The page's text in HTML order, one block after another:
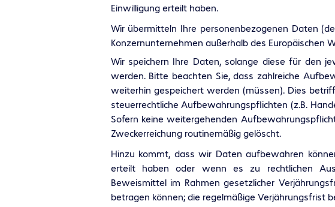
Einwilligung erteilt haben.
Wir übermitteln Ihre personenbezogenen Daten
Konzernunternehmen außerhalb des Europäischen
Wir speichern Ihre Daten, solange diese für den
werden. Bitte beachten Sie, dass zahlreiche
weiterhin gespeichert werden (müssen). Dies
steuerrechtliche Aufbewahrungspflichten (z.B.
Sofern keine weitergehenden
Zweckerreichung routinemäßig gelöscht.
Hinzu kommt, dass wir Daten aufbewahren
erteilt haben oder wenn es zu rechtlichen
Beweismittel im Rahmen gesetzlicher
betragen können; die regelmäßige Verjährungsfrist